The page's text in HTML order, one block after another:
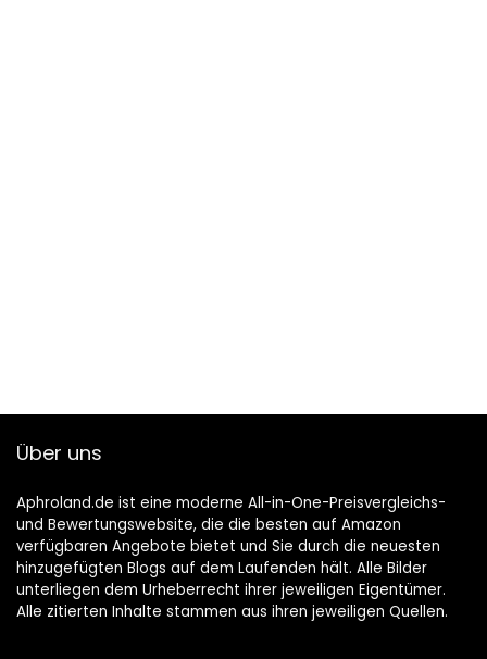
Über uns
Aphroland.de ist eine moderne All-in-One-Preisvergleichs-
und Bewertungswebsite, die die besten auf Amazon
verfügbaren Angebote bietet und Sie durch die neuesten
hinzugefügten Blogs auf dem Laufenden hält. Alle Bilder
unterliegen dem Urheberrecht ihrer jeweiligen Eigentümer.
Alle zitierten Inhalte stammen aus ihren jeweiligen Quellen.